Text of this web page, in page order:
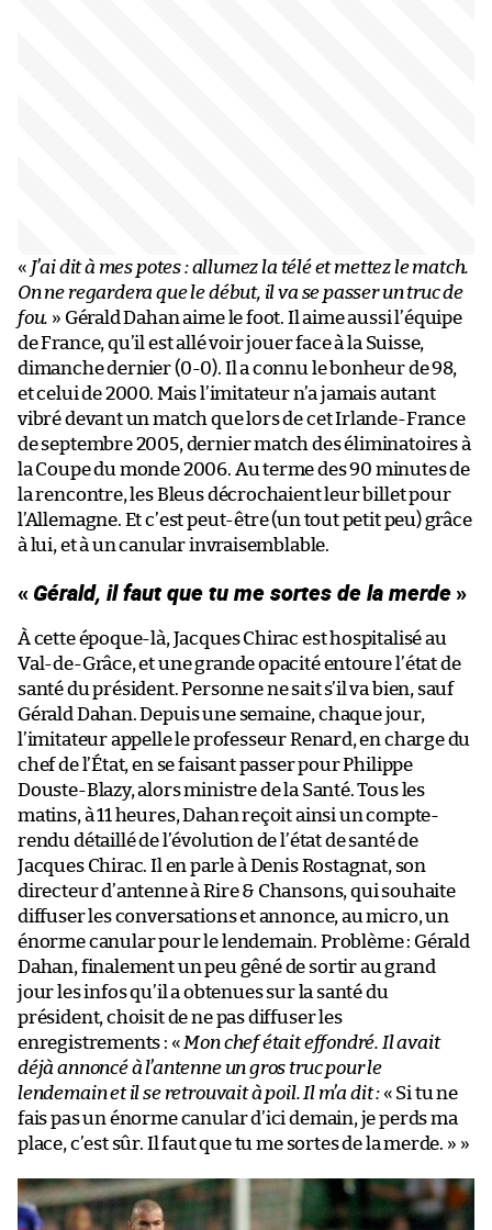
« J’ai dit à mes potes : allumez la télé et mettez le match.
On ne regardera que le début, il va se passer un truc de
fou. » Gérald Dahan aime le foot. Il aime aussi l’équipe
de France, qu’il est allé voir jouer face à la Suisse,
dimanche dernier (0-0). Il a connu le bonheur de 98,
et celui de 2000. Mais l’imitateur n’a jamais autant
vibré devant un match que lors de cet Irlande-France
de septembre 2005, dernier match des éliminatoires à
la Coupe du monde 2006. Au terme des 90 minutes de
la rencontre, les Bleus décrochaient leur billet pour
l’Allemagne. Et c’est peut-être (un tout petit peu) grâce
à lui, et à un canular invraisemblable.
«Gérald, il faut que tu me sortes de la merde»
À cette époque-là, Jacques Chirac est hospitalisé au
Val-de-Grâce, et une grande opacité entoure l’état de
santé du président. Personne ne sait s’il va bien, sauf
Gérald Dahan. Depuis une semaine, chaque jour,
l’imitateur appelle le professeur Renard, en charge du
chef de l’État, en se faisant passer pour Philippe
Douste-Blazy, alors ministre de la Santé. Tous les
matins, à 11 heures, Dahan reçoit ainsi un compte-
rendu détaillé de l’évolution de l’état de santé de
Jacques Chirac. Il en parle à Denis Rostagnat, son
directeur d’antenne à Rire & Chansons, qui souhaite
diffuser les conversations et annonce, au micro, un
énorme canular pour le lendemain. Problème : Gérald
Dahan, finalement un peu gêné de sortir au grand
jour les infos qu’il a obtenues sur la santé du
président, choisit de ne pas diffuser les
enregistrements : « Mon chef était effondré. Il avait
déjà annoncé à l’antenne un gros truc pour le
lendemain et il se retrouvait à poil. Il m’a dit : « Si tu ne
fais pas un énorme canular d’ici demain, je perds ma
place, c’est sûr. Il faut que tu me sortes de la merde. » »